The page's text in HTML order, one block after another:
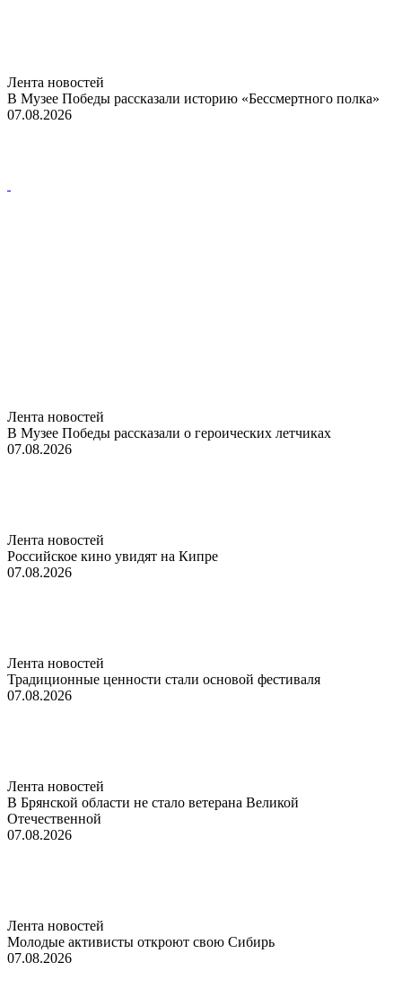
Лента новостей
В Музее Победы рассказали историю «Бессмертного полка»
07.08.2026
Лента новостей
В Музее Победы рассказали о героических летчиках
07.08.2026
Лента новостей
Российское кино увидят на Кипре
07.08.2026
Лента новостей
Традиционные ценности стали основой фестиваля
07.08.2026
Лента новостей
В Брянской области не стало ветерана Великой
Отечественной
07.08.2026
Лента новостей
Молодые активисты откроют свою Сибирь
07.08.2026